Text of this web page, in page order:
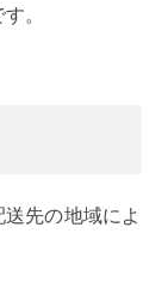
。
先の地域によ